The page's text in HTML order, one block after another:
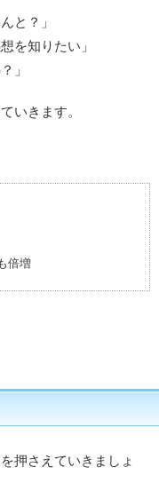
と？」
を知りたい」
」
いきます。
倍増
押さえていきましょ